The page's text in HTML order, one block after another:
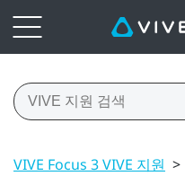
VIVE Focus 3 VIVE 지원 >